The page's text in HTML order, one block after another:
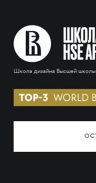
Школа дизайна Высшей